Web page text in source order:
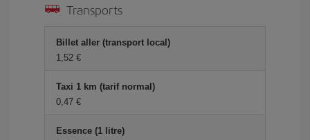
Transports
Billet aller (transport local)
1,52 €
Taxi 1 km (tarif normal)
0,47 €
Essence (1 litre)